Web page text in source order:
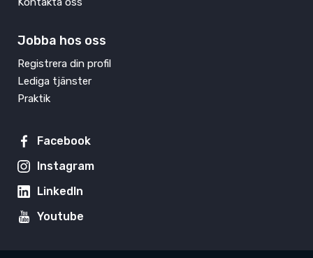
Jobba hos oss
Registrera din profil
Lediga tjänster
Praktik
Facebook
Instagram
LinkedIn
Youtube